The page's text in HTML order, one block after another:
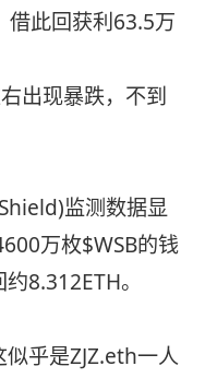
借此回获利63.5万
出现暴跌，不到
监测数据显
万枚$WSB的钱
8.312ETH。
乎是ZJZ.eth一人